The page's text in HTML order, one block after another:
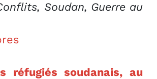
Soudan, Guerre au
réfugiés soudanais, au